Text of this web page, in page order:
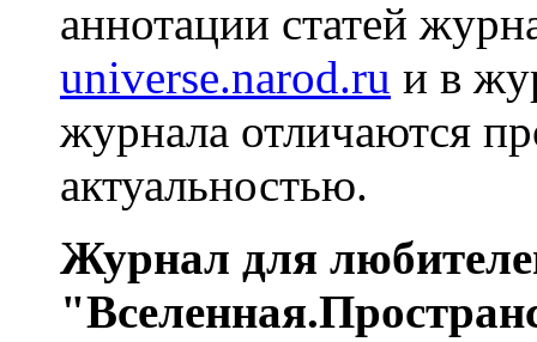
аннотации статей
universe.narod.ru и в
журнала отличаются
актуальностью.
Журнал для